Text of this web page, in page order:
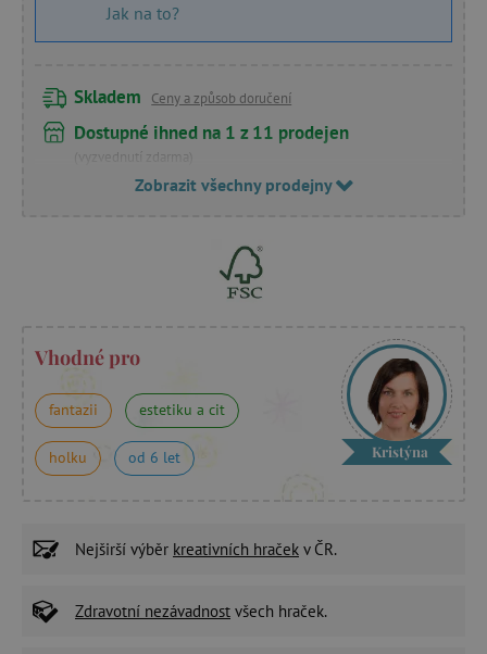
Jak na to?
Skladem Ceny a způsob doručení
Dostupné ihned na 1 z 11 prodejen
(vyzvednutí zdarma)
Zobrazit všechny prodejny
Vhodné pro
fantazii estetiku a cit
holku od 6 let Kristýna
Nejširší výběr kreativních hraček v ČR.
Zdravotní nezávadnost všech hraček.